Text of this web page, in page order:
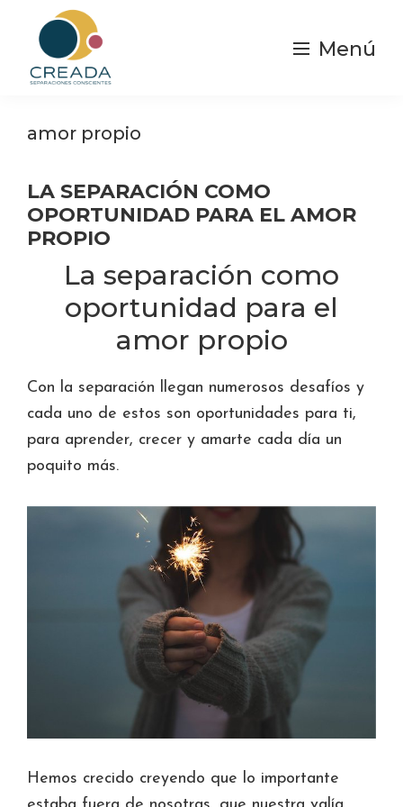
contenido
principal
Separación
y
Conscientes
Menú
amor propio
LA SEPARACIÓN COMO
OPORTUNIDAD PARA EL AMOR
PROPIO
La separación como
oportunidad para el
amor propio
Con la separación llegan numerosos desafíos y
cada uno de estos son oportunidades para ti,
para aprender, crecer y amarte cada día un
poquito más.
Hemos crecido creyendo que lo importante